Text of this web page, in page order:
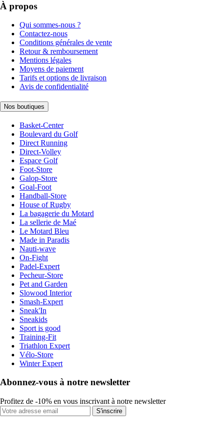
À propos
Qui sommes-nous ?
Contactez-nous
Conditions générales de vente
Retour & remboursement
Mentions légales
Moyens de paiement
Tarifs et options de livraison
Avis de confidentialité
Nos boutiques
Basket-Center
Boulevard du Golf
Direct Running
Direct-Volley
Espace Golf
Foot-Store
Galop-Store
Goal-Foot
Handball-Store
House of Rugby
La bagagerie du Motard
La sellerie de Maé
Le Motard Bleu
Made in Paradis
Nauti-wave
On-Fight
Padel-Expert
Pecheur-Store
Pet and Garden
Slowood Interior
Smash-Expert
Sneak'In
Sneakids
Sport is good
Training-Fit
Triathlon Expert
Vélo-Store
Winter Expert
Abonnez-vous à notre newsletter
Profitez de -10% en vous inscrivant à notre newsletter
S'inscrire